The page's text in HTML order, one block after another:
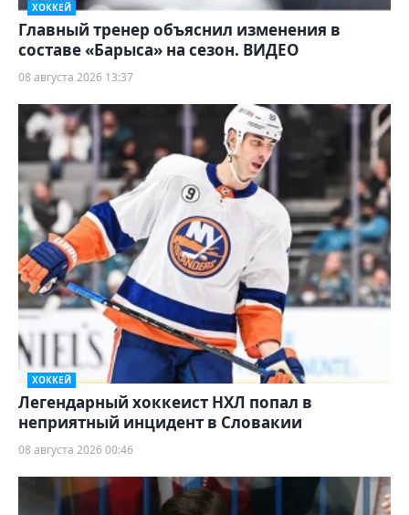
ХОККЕЙ
Главный тренер объяснил изменения в
составе «Барыса» на сезон. ВИДЕО
08 августа 2026 13:37
ХОККЕЙ
Легендарный хоккеист НХЛ попал в
неприятный инцидент в Словакии
08 августа 2026 00:46